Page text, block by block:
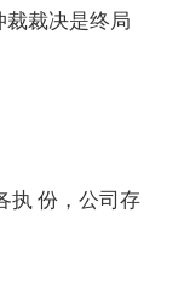
裁裁决是终局
执 份，公司存